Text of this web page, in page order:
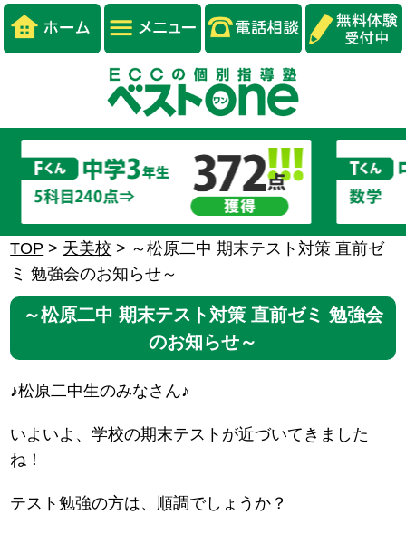
TOP > 天美校 > ～松原二中 期末テスト対策 直前ゼ
ミ 勉強会のお知らせ～
～松原二中 期末テスト対策 直前ゼミ 勉強会
のお知らせ～
♪松原二中生のみなさん♪
いよいよ、学校の期末テストが近づいてきました
ね！
テスト勉強の方は、順調でしょうか？